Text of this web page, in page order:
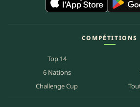
COMPÉTITIONS
Top 14
6 Nations
Challenge Cup